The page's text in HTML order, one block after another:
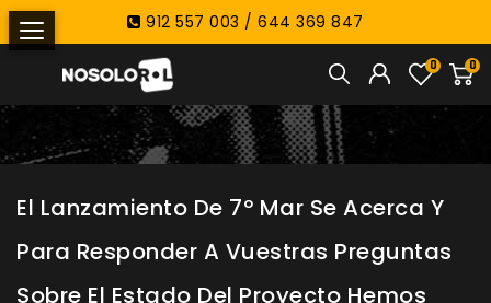
912 557 003 / 644 369 847
0
0
El Lanzamiento De 7º Mar Se Acerca Y
Para Responder A Vuestras Preguntas
Sobre El Estado Del Proyecto Hemos